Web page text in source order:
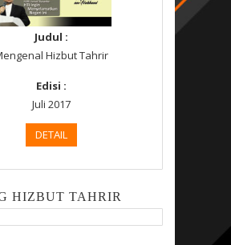
Judul :
Hizbut Tahrir
Edisi :
Juli 2017
DETAIL
HIZBUT TAHRIR